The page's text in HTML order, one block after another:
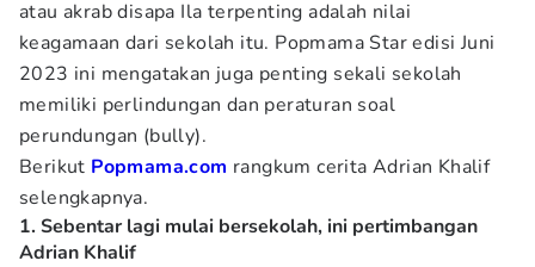
atau akrab disapa Ila terpenting adalah nilai
keagamaan dari sekolah itu. Popmama Star edisi Juni
2023 ini mengatakan juga penting sekali sekolah
memiliki perlindungan dan peraturan soal
perundungan (bully).
Berikut Popmama.com rangkum cerita Adrian Khalif
selengkapnya.
1. Sebentar lagi mulai bersekolah, ini pertimbangan
Adrian Khalif